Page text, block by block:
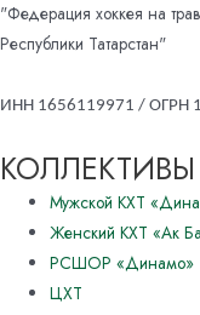
"Федерация хоккея на
Республики Татарстан"
ИНН 1656119971 / ОГРН
КОЛЛЕКТИВЫ
Мужской КХТ
Женский КХТ «Ак
РСШОР «Динамо»
ЦХТ